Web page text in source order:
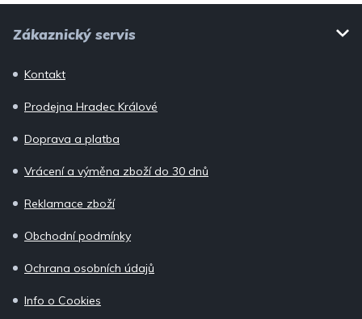
Zákaznický servis
Kontakt
Prodejna Hradec Králové
Doprava a platba
Vrácení a výměna zboží do 30 dnů
Reklamace zboží
Obchodní podmínky
Ochrana osobních údajů
Info o Cookies